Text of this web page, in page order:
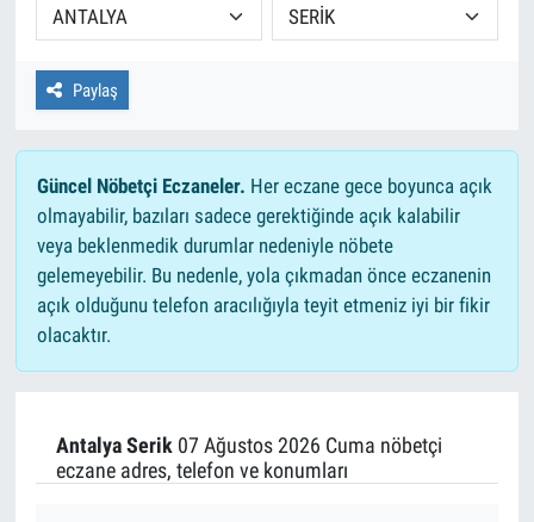
Paylaş
Güncel Nöbetçi Eczaneler. Her eczane gece boyunca açık
olmayabilir, bazıları sadece gerektiğinde açık kalabilir
veya beklenmedik durumlar nedeniyle nöbete
gelemeyebilir. Bu nedenle, yola çıkmadan önce eczanenin
açık olduğunu telefon aracılığıyla teyit etmeniz iyi bir fikir
olacaktır.
Antalya Serik07 Ağustos 2026 Cuma nöbetçi
eczane adres, telefon ve konumları